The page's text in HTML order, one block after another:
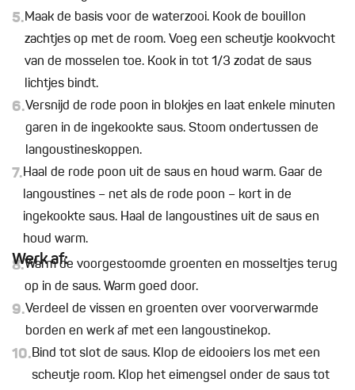
5.Maak de basis voor de waterzooi. Kook de bouillon
zachtjes op met de room. Voeg een scheutje kookvocht
van de mosselen toe. Kook in tot 1/3 zodat de saus
lichtjes bindt.
6.Versnijd de rode poon in blokjes en laat enkele minuten
garen in de ingekookte saus. Stoom ondertussen de
langoustineskoppen.
7.Haal de rode poon uit de saus en houd warm. Gaar de
langoustines – net als de rode poon – kort in de
ingekookte saus. Haal de langoustines uit de saus en
houd warm.
Werk af:
8.Warm de voorgestoomde groenten en mosseltjes terug
op in de saus. Warm goed door.
9.Verdeel de vissen en groenten over voorverwarmde
borden en werk af met een langoustinekop.
10.Bind tot slot de saus. Klop de eidooiers los met een
scheutje room. Klop het eimengsel onder de saus tot